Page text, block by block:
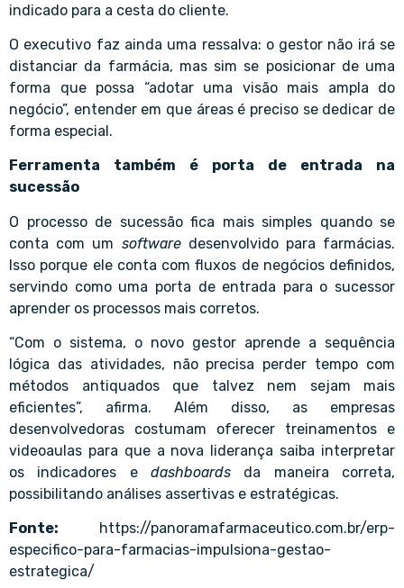
indicado para a cesta do cliente.
O executivo faz ainda uma ressalva: o gestor não irá se
distanciar da farmácia, mas sim se posicionar de uma
forma que possa “adotar uma visão mais ampla do
negócio”, entender em que áreas é preciso se dedicar de
forma especial.
Ferramenta também é porta de entrada na
sucessão
O processo de sucessão fica mais simples quando se
conta com um softwaredesenvolvido para farmácias.
Isso porque ele conta com fluxos de negócios definidos,
servindo como uma porta de entrada para o sucessor
aprender os processos mais corretos.
“Com o sistema, o novo gestor aprende a sequência
lógica das atividades, não precisa perder tempo com
métodos antiquados que talvez nem sejam mais
eficientes”, afirma. Além disso, as empresas
desenvolvedoras costumam oferecer treinamentos e
videoaulas para que a nova liderança saiba interpretar
os indicadores e dashboards da maneira correta,
possibilitando análises assertivas e estratégicas.
Fonte:
https://panoramafarmaceutico.com.br/erp-
especifico-para-farmacias-impulsiona-gestao-
estrategica/